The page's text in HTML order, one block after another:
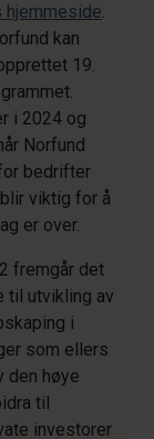
hjemmeside.
kan
19.
i 2024 og
Norfund
bedrifter
viktig for å
er over.
fremgår det
til utvikling av
i
som ellers
den høye
til
investorer